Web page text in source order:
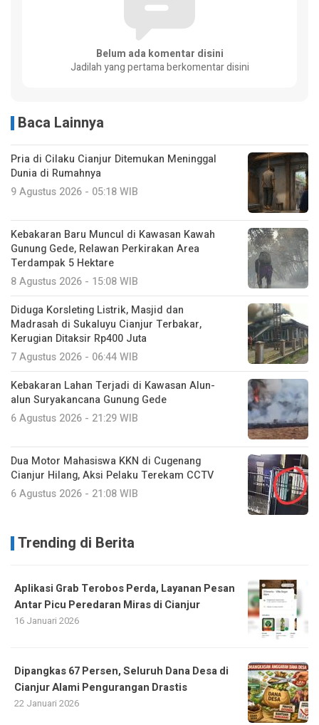
Belum ada komentar disini
Jadilah yang pertama berkomentar disini
Baca Lainnya
Pria di Cilaku Cianjur Ditemukan Meninggal
Dunia di Rumahnya
9 Agustus 2026 - 05:18 WIB
Kebakaran Baru Muncul di Kawasan Kawah
Gunung Gede, Relawan Perkirakan Area
Terdampak 5 Hektare
8 Agustus 2026 - 15:08 WIB
Diduga Korsleting Listrik, Masjid dan
Madrasah di Sukaluyu Cianjur Terbakar,
Kerugian Ditaksir Rp400 Juta
7 Agustus 2026 - 06:44 WIB
Kebakaran Lahan Terjadi di Kawasan Alun-
alun Suryakancana Gunung Gede
6 Agustus 2026 - 21:29 WIB
Dua Motor Mahasiswa KKN di Cugenang
Cianjur Hilang, Aksi Pelaku Terekam CCTV
6 Agustus 2026 - 21:08 WIB
Trending di Berita
Aplikasi Grab Terobos Perda, Layanan Pesan
Antar Picu Peredaran Miras di Cianjur
16 Januari 2026
Dipangkas 67 Persen, Seluruh Dana Desa di
Cianjur Alami Pengurangan Drastis
22 Januari 2026